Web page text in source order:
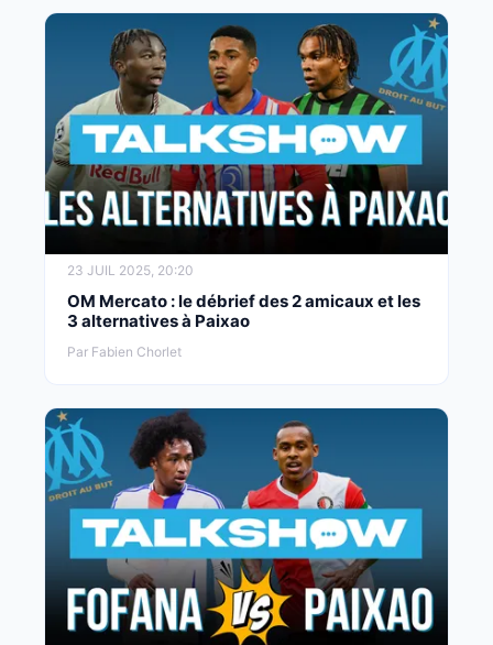
23 JUIL 2025, 20:20
OM Mercato : le débrief des 2 amicaux et les
3 alternatives à Paixao
Par Fabien Chorlet